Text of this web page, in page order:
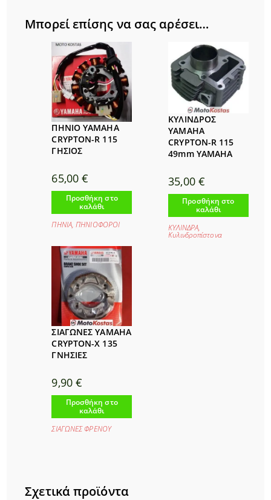
Μπορεί επίσης να σας αρέσει…
ΠΗΝΙΟ YAMAHA
CRYPTON-R 115
ΓΗΣΙΟΣ
65,00€
Προσθήκη στο
καλάθι
ΠΗΝΙΑ,ΠΗΝΙΟΦΟΡΟΙ
ΚΥΛΙΝΔΡΟΣ
YAMAHA
CRYPTON-R 115
49mm YAMAHA
35,00 €
Προσθήκη στο
καλάθι
ΚΥΛΙΝΔΡΑ,
Κυλινδροπίστονα
ΣΙΑΓΩΝΕΣ YAMAHA
CRYPTON-X 135
ΓΝΗΣΙΕΣ
9,90 €
Προσθήκη στο
καλάθι
ΣΙΑΓΩΝΕΣ ΦΡΕΝΟΥ
Σχετικά προϊόντα